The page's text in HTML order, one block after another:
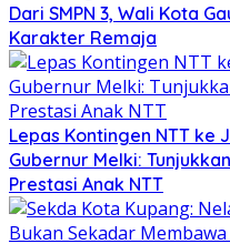
Dari SMPN 3, Wali Kota
Karakter Remaja
Lepas Kontingen NTT ke
Gubernur Melki:
Prestasi Anak NTT